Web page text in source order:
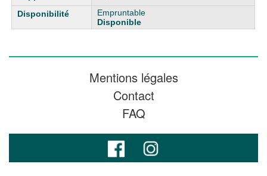
Empruntable
Disponible
Mentions légales
Contact
FAQ